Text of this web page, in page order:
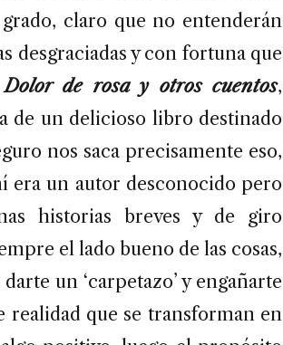
claro que no entenderán
desgraciadas y con fortuna que
Dolor de rosa y otros cuentos,
de un delicioso libro destinado
nos saca precisamente eso,
era un autor desconocido pero
historias breves y de giro
el lado bueno de las cosas,
un ‘carpetazo’ y engañarte
realidad que se transforman en